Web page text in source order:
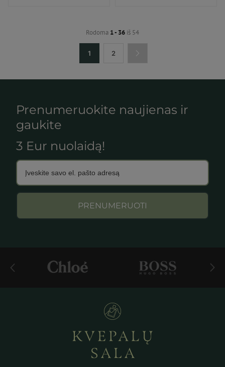
Rodoma 1 - 36 iš 54
1 2
Prenumeruokite naujienas ir
gaukite
3 Eur nuolaidą!
PRENUMERUOTI